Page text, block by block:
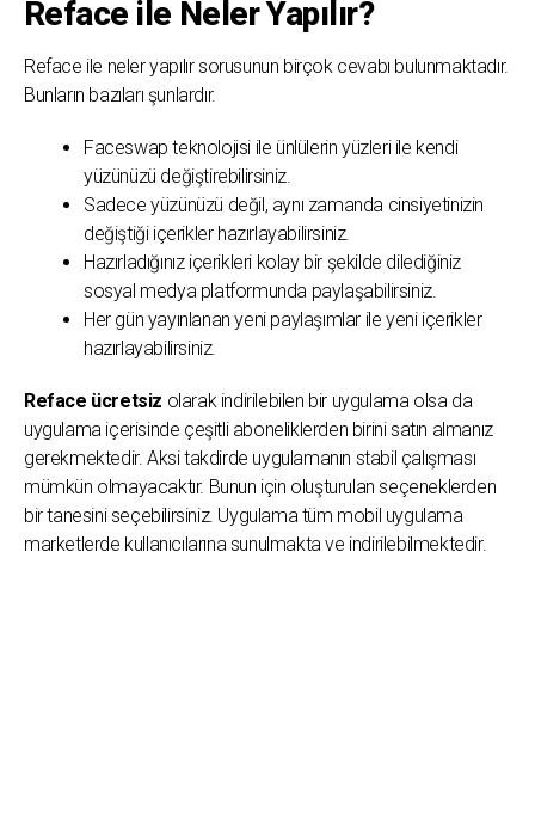
Reface ile Neler Yapılır?
Reface ile neler yapılır sorusunun birçok cevabı bulunmaktadır.
Bunların bazıları şunlardır.
Faceswap teknolojisi ile ünlülerin yüzleri ile kendi
yüzünüzü değiştirebilirsiniz.
Sadece yüzünüzü değil, aynı zamanda cinsiyetinizin
değiştiği içerikler hazırlayabilirsiniz.
Hazırladığınız içerikleri kolay bir şekilde dilediğiniz
sosyal medya platformunda paylaşabilirsiniz.
Her gün yayınlanan yeni paylaşımlar ile yeni içerikler
hazırlayabilirsiniz.
Reface ücretsiz olarak indirilebilen bir uygulama olsa da
uygulama içerisinde çeşitli aboneliklerden birini satın almanız
gerekmektedir. Aksi takdirde uygulamanın stabil çalışması
mümkün olmayacaktır. Bunun için oluşturulan seçeneklerden
bir tanesini seçebilirsiniz. Uygulama tüm mobil uygulama
marketlerde kullanıcılarına sunulmakta ve indirilebilmektedir.